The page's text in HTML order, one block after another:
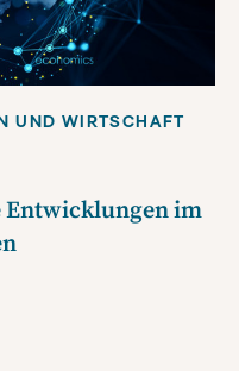
UND WIRTSCHAFT
im